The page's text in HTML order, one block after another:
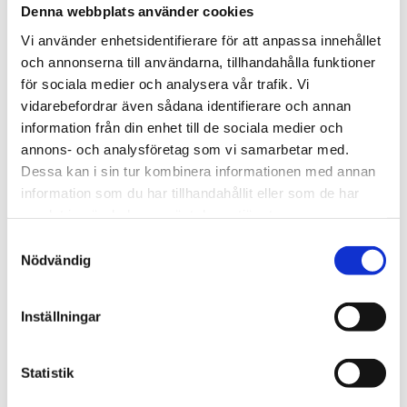
Denna webbplats använder cookies
Vi använder enhetsidentifierare för att anpassa innehållet
och annonserna till användarna, tillhandahålla funktioner
för sociala medier och analysera vår trafik. Vi
vidarebefordrar även sådana identifierare och annan
information från din enhet till de sociala medier och
annons- och analysföretag som vi samarbetar med.
Dessa kan i sin tur kombinera informationen med annan
information som du har tillhandahållit eller som de har
Nödvändig
Inställningar
Statistik
Vardag
Fem koppar kaffe om
dagen kan minska cancer­
risken